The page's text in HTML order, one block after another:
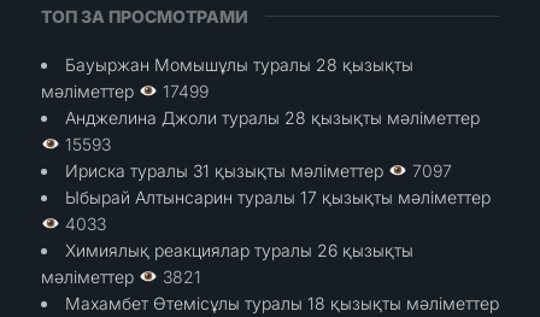
ТОП ЗА ПРОСМОТРАМИ
Бауыржан Момышұлы туралы 28 қызықты
мәліметтер
17499
Анджелина Джоли туралы 28 қызықты мәліметтер
15593
Ириска туралы 31 қызықты мәліметтер
7097
Ыбырай Алтынсарин туралы 17 қызықты мәліметтер
4033
Химиялық реакциялар туралы 26 қызықты
мәліметтер
3821
Махамбет Өтемісұлы туралы 18 қызықты мәліметтер